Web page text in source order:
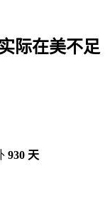
际在美不足
930 天